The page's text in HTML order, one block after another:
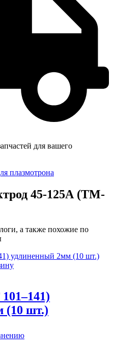
для вашего
плазмотрона
45-125А (TM-
а также похожие по
(10 шт.)